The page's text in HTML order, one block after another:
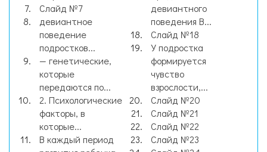
Слайд №7
девиантное
поведение
подростков...
— генетические,
которые
передаются по...
2. Психологические
факторы, в
которые...
В каждый период
девиантного
поведения В...
Слайд №18
У подростка
формируется
чувство
взрослости,...
Слайд №20
Слайд №21
Слайд №22
Слайд №23